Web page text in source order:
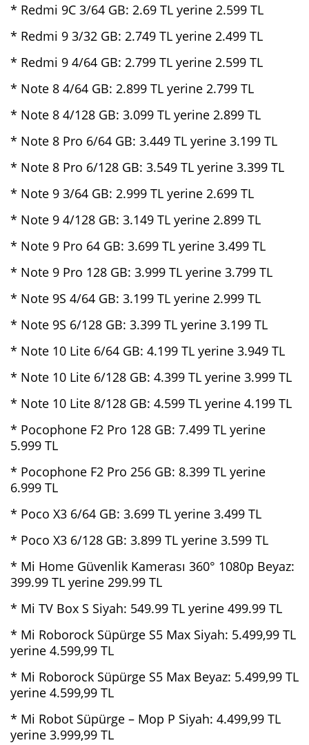
* Redmi 9C 3/64 GB: 2.69 TL yerine 2.599 TL
* Redmi 9 3/32 GB: 2.749 TL yerine 2.499 TL
* Redmi 9 4/64 GB: 2.799 TL yerine 2.599 TL
* Note 8 4/64 GB: 2.899 TL yerine 2.799 TL
* Note 8 4/128 GB: 3.099 TL yerine 2.899 TL
* Note 8 Pro 6/64 GB: 3.449 TL yerine 3.199 TL
* Note 8 Pro 6/128 GB: 3.549 TL yerine 3.399 TL
* Note 9 3/64 GB: 2.999 TL yerine 2.699 TL
* Note 9 4/128 GB: 3.149 TL yerine 2.899 TL
* Note 9 Pro 64 GB: 3.699 TL yerine 3.499 TL
* Note 9 Pro 128 GB: 3.999 TL yerine 3.799 TL
* Note 9S 4/64 GB: 3.199 TL yerine 2.999 TL
* Note 9S 6/128 GB: 3.399 TL yerine 3.199 TL
* Note 10 Lite 6/64 GB: 4.199 TL yerine 3.949 TL
* Note 10 Lite 6/128 GB: 4.399 TL yerine 3.999 TL
* Note 10 Lite 8/128 GB: 4.599 TL yerine 4.199 TL
* Pocophone F2 Pro 128 GB: 7.499 TL yerine
5.999 TL
* Pocophone F2 Pro 256 GB: 8.399 TL yerine
6.999 TL
* Poco X3 6/64 GB: 3.699 TL yerine 3.499 TL
* Poco X3 6/128 GB: 3.899 TL yerine 3.599 TL
* Mi Home Güvenlik Kamerası 360° 1080p Beyaz:
399.99 TL yerine 299.99 TL
* Mi TV Box S Siyah: 549.99 TL yerine 499.99 TL
* Mi Roborock Süpürge S5 Max Siyah: 5.499,99 TL
yerine 4.599,99 TL
* Mi Roborock Süpürge S5 Max Beyaz: 5.499,99 TL
yerine 4.599,99 TL
* Mi Robot Süpürge – Mop P Siyah: 4.499,99 TL
yerine 3.999,99 TL